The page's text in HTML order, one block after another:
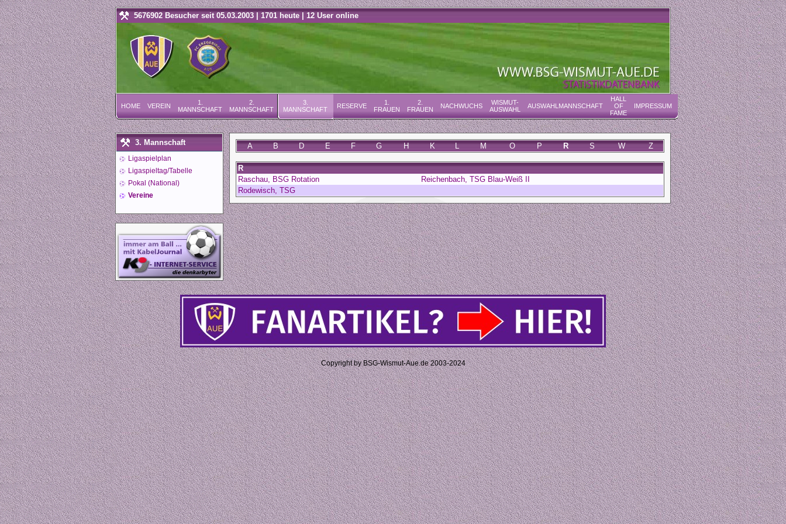
5676902 Besucher seit 05.03.2003 | 1701 heute | 12 User online
HOME VEREIN
1.
MANNSCHAFT
2.
MANNSCHAFT
3.
MANNSCHAFT
RESERVE
1.
FRAUEN
2.
FRAUEN
NACHWUCHS
WISMUT-
AUSWAHL
AUSWAHLMANNSCHAFT
HALL
OF
FAME
IMPRESSUM
3. Mannschaft
Ligaspielplan
Ligaspieltag/Tabelle
Pokal (National)
Vereine
A B D E F G H K L M O P R S W Z
R
Raschau, BSG Rotation
Reichenbach, TSG Blau-Weiß II
Rodewisch, TSG
Copyright by BSG-Wismut-Aue.de 2003-2024